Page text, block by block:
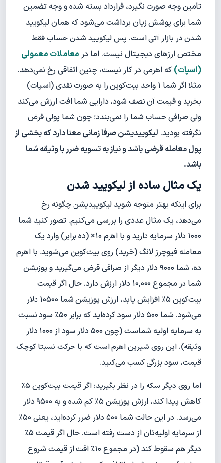
تأمین وجه صورت نگیرد، قرارداد بسته شده و وجه تضمین
شما برای پوشش زیان برداشت می‌شود که همان لیکویید
شدن در بازار آتی است. پس لیکویید شدن حساب فقط
مختص ارزهای دیجیتال نیست. اما در معاملات معمولی
(اسپات) که اهرمی در کار نیست، چنین اتفاقی رخ نمی‌دهد.
مثلا اگر شما ۱ واحد بیت‌کوین را به صورت نقدی (اسپات)
بخرید و قیمت آن نصف شود، دارایی شما افت ارزش می‌کند
ولی صرافی حساب شما را نمی‌بندد؛ چون شما پولی قرض
نگرفته بودید. لیکوییدیشن صرفا زمانی معنا دارد که بخشی از
پول معامله قرضی باشد و نیاز به تسویه ضرر با وثیقه شما
باشد.
یک مثال ساده از لیکویید شدن
برای اینکه بهتر متوجه شوید لیکوییدیشن چگونه رخ
می‌دهد، یک مثال عددی را بررسی می‌کنیم. تصور کنید شما
۱۰۰۰ دلار سرمایه دارید و با اهرم ۱۰× (ده برابر) وارد یک
معامله فیوچرز لانگ (خرید) روی بیت‌کوین می‌شوید. با اهرم
ده، شما ۹۰۰۰ دلار دیگر از صرافی قرض می‌گیرید و پوزیشن
شما در مجموع ۱۰,۰۰۰ دلار ارزش دارد. حال اگر قیمت
بیت‌کوین ۵٪ افزایش یابد، ارزش پوزیشن شما ۱۰۵۰۰ دلار
می‌شود. شما ۵۰۰ دلار سود کرده‌اید که برابر ۵۰٪ سود نسبت
به سرمایه اولیه شماست (چون ۵۰۰ دلار سود از ۱۰۰۰ دلار
وثیقه). این روی شیرین اهرم است که با حرکت نسبتا کوچک
قیمت، سود بزرگی کسب می‌کنید.
اما روی دیگر سکه را در نظر بگیرید: اگر قیمت بیت‌کوین ۵٪
کاهش پیدا کند، ارزش پوزیشن ۵٪ کم شده و به ۹۵۰۰ دلار
می‌رسد. در این حالت شما ۵۰۰ دلار ضرر کرده‌اید، یعنی ۵۰٪
از سرمایه اولیه‌تان از دست رفته است. حال اگر قیمت ۵٪
دیگر هم سقوط کند (در مجموع ۱۰٪ افت از قیمت شروع